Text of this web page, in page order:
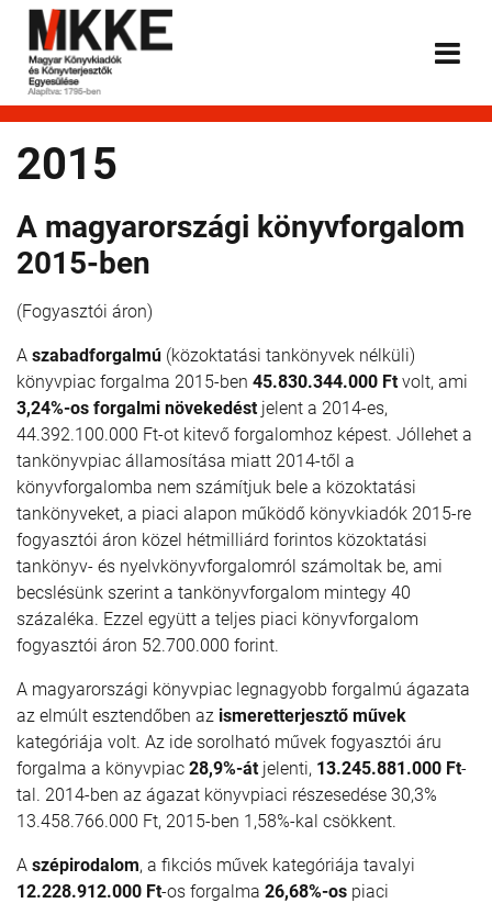
2015
A magyarországi könyvforgalom
2015-ben
(Fogyasztói áron)
A szabadforgalmú (közoktatási tankönyvek nélküli)
könyvpiac forgalma 2015-ben 45.830.344.000 Ft volt, ami
3,24%-os forgalmi növekedést jelent a 2014-es,
44.392.100.000 Ft-ot kitevő forgalomhoz képest. Jóllehet a
tankönyvpiac államosítása miatt 2014-től a
könyvforgalomba nem számítjuk bele a közoktatási
tankönyveket, a piaci alapon működő könyvkiadók 2015-re
fogyasztói áron közel hétmilliárd forintos közoktatási
tankönyv- és nyelvkönyvforgalomról számoltak be, ami
becslésünk szerint a tankönyvforgalom mintegy 40
százaléka. Ezzel együtt a teljes piaci könyvforgalom
fogyasztói áron 52.700.000 forint.
A magyarországi könyvpiac legnagyobb forgalmú ágazata
az elmúlt esztendőben az ismeretterjesztő művek
kategóriája volt. Az ide sorolható művek fogyasztói áru
forgalma a könyvpiac 28,9%-át jelenti, 13.245.881.000 Ft-
tal. 2014-ben az ágazat könyvpiaci részesedése 30,3%
13.458.766.000 Ft, 2015-ben 1,58%-kal csökkent.
A szépirodalom, a fikciós művek kategóriája tavalyi
12.228.912.000 Ft-os forgalma 26,68%-os pia­ci